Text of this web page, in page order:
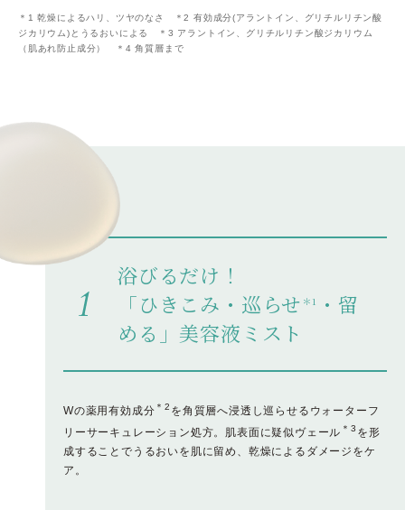
＊1 乾燥によるハリ、ツヤのなさ ＊2 有効成分(アラントイン、グリチルリチン酸
ジカリウム)とうるおいによる ＊3 アラントイン、グリチルリチン酸ジカリウム
（肌あれ防止成分） ＊4 角質層まで
浴びるだけ！
「ひきこみ・巡らせ ＊1
・留
める」美容液ミスト
Wの薬用有効成分 ＊2 を角質層へ浸透し巡らせるウォーターフ
リーサーキュレーション処方。肌表面に疑似ヴェール ＊3 を形
成することでうるおいを肌に留め、乾燥によるダメージをケ
ア。